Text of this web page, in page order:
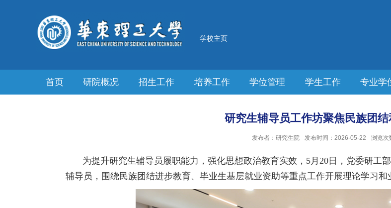
学校主页
首页 研院概况 招生工作 培养工作 学位管理 学生工作 专业学
研究生辅导员工作坊聚焦民族团
发布者：研究生院 发布时间：2026-05-22 浏览次
为提升研究生辅导员履职能力，强化思想政治教育实效，5月20日，党委研工
辅导员，围绕民族团结进步教育、毕业生基层就业资助等重点工作开展理论学习和